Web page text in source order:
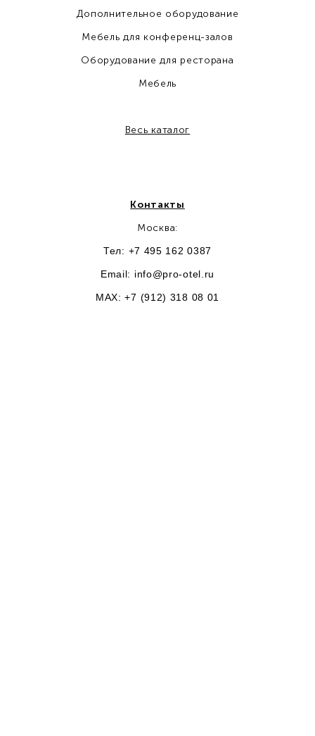
Дополнительное оборудование
Мебель для конференц-залов
Оборудование для ресторана
Мебель
Весь каталог
Контакты
Москва:
Тел: +7 495 162 0387
Email: info@pro-otel.ru
MAX: +7 (912) 318 08 01